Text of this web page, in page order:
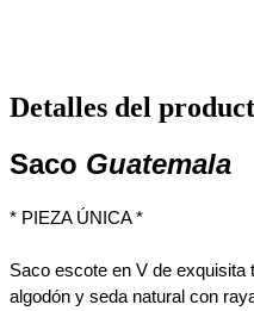
Detalles del
Saco Guatemala
* PIEZA ÚNICA *
Saco escote en V de exquisita
algodón y seda natural con